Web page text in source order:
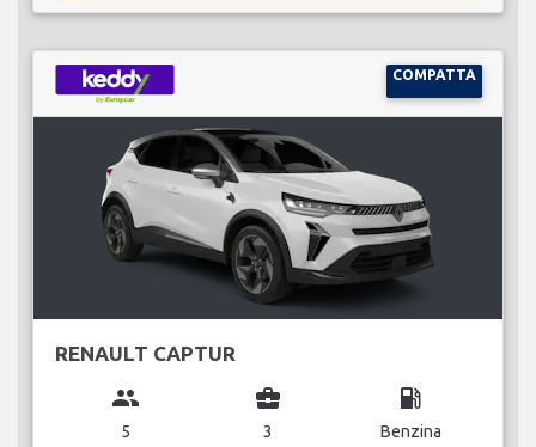
COMPATTA
RENAULT CAPTUR
group
5
business_center
3
local_gas_station
Benzina